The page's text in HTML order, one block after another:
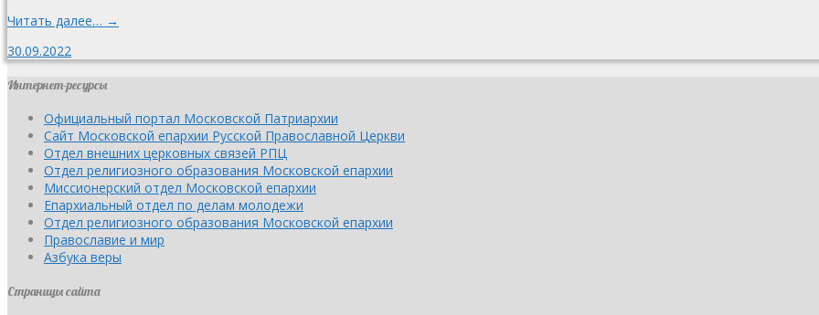
Читать далее… →
30.09.2022
Интернет-ресурсы
Официальный портал Московской Патриархии
Сайт Московской епархии Русской Православной Церкви
Отдел внешних церковных связей РПЦ
Отдел религиозного образования Московской епархии
Миссионерский отдел Московской епархии
Епархиальный отдел по делам молодежи
Отдел религиозного образования Московской епархии
Православие и мир
Азбука веры
Страницы сайта